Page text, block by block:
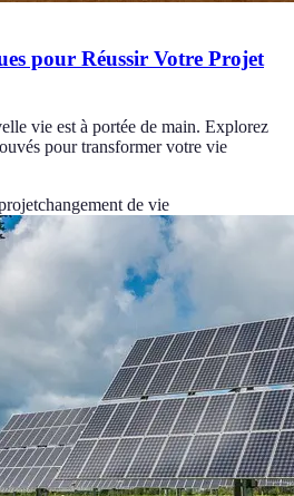
pour Réussir Votre Projet
vie est à portée de main. Explorez
pour transformer votre vie
changement de vie